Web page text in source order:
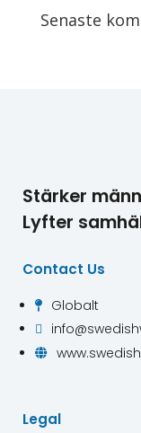
Senaste
Stärker
Lyfter
Contact Us
 Globalt


Legal